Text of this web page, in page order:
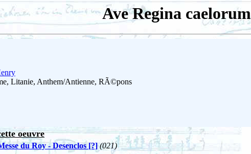
Ave Regina caelorum
Litanie, Anthem/Antienne, RÃ©pons
oeuvre
du Roy - Desenclos [?] (021)